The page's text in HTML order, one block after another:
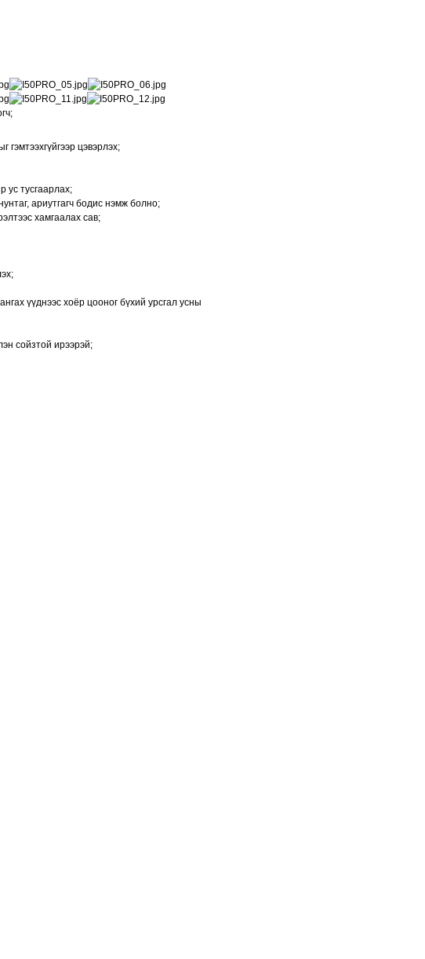
цэвэрлэх;
ус тусгаарлах;
ариутгагч бодис нэмж болно;
хамгаалах сав;
үүднээс хоёр цооног бүхий урсгал усны
сойзтой ирээрэй;